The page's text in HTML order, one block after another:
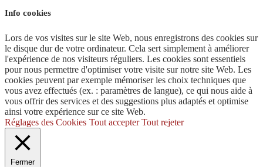
Info cookies
Lors de vos visites sur le site Web, nous enregistrons des cookies sur
le disque dur de votre ordinateur. Cela sert simplement à améliorer
l'expérience de nos visiteurs réguliers. Les cookies sont essentiels
pour nous permettre d'optimiser votre visite sur notre site Web. Les
cookies peuvent par exemple mémoriser les choix techniques que
vous avez effectués (ex. : paramètres de langue), ce qui nous aide à
vous offrir des services et des suggestions plus adaptés et optimise
ainsi votre expérience sur ce site Web.
Réglages des Cookies Tout accepter Tout rejeter
Fermer